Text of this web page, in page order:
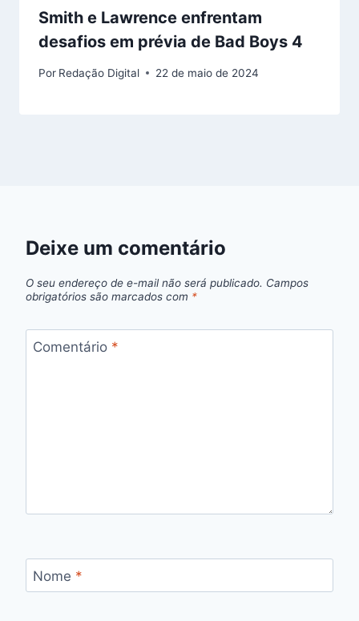
Smith e Lawrence enfrentam
desafios em prévia de Bad Boys 4
Por Redação Digital 22 de maio de 2024
Deixe um comentário
O seu endereço de e-mail não será publicado. Campos
obrigatórios são marcados com *
Comentário *
Nome *